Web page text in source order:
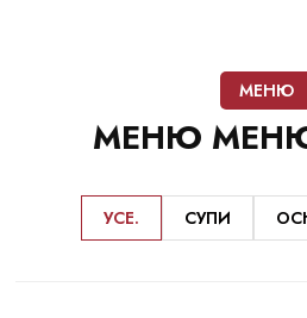
МЕНЮ
МЕНЮ
УСЕ. СУПИ